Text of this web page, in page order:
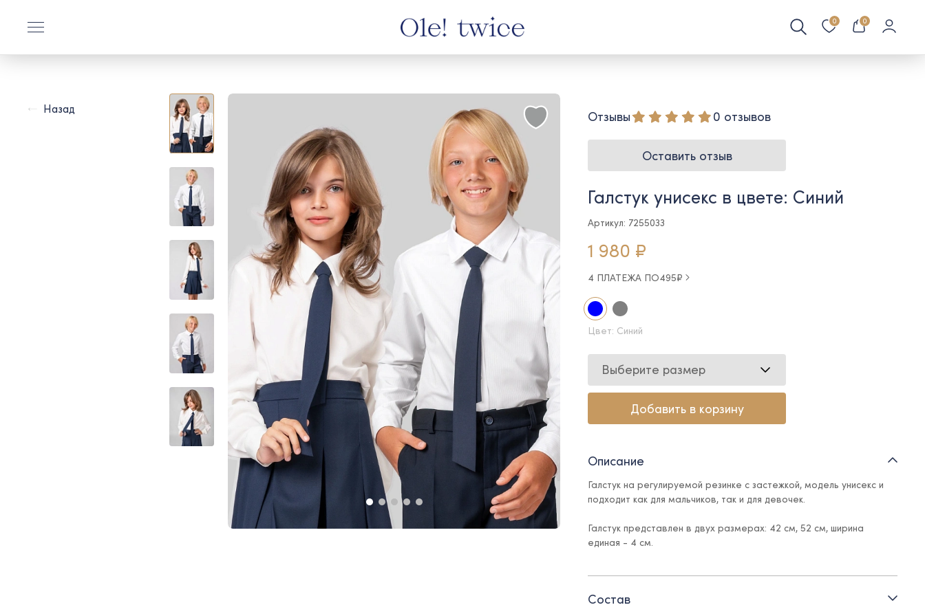
0 0
Назад Отзывы 0 отзывов
Оставить отзыв
Галстук унисекс в цвете: Синий
Артикул: 7255033
1 980 ₽
4 ПЛАТЕЖА ПО495₽
Цвет: Синий
Выберите размер
Добавить в корзину
Описание
Галстук на регулируемой резинке с застежкой, модель унисекс и
подходит как для мальчиков, так и для девочек.
Галстук представлен в двух размерах: 42 см, 52 см, ширина
единая - 4 см.
Состав